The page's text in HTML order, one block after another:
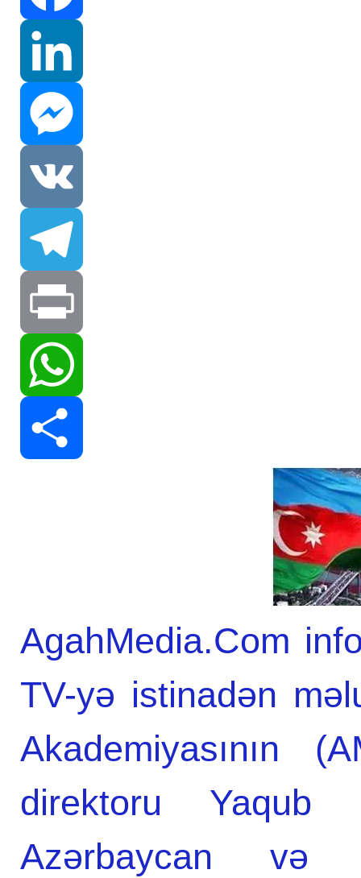
Facebook
LinkedIn
Messenger
VK
Telegram
Print
WhatsApp
AgahMedia.Com
TV-yə istinadən
Akademiyasının
direktoru Yaqub
Azərbaycan və